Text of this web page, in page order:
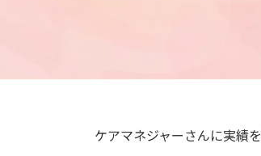
ケアマネジャーさんに実績